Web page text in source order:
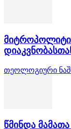
თეოლოგიური
წმინდა